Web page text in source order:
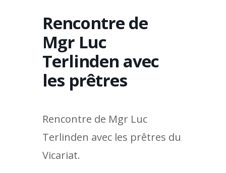
Rencontre de
Mgr Luc
Terlinden avec
les prêtres
Rencontre de Mgr Luc
Terlinden avec les prêtres du
Vicariat.